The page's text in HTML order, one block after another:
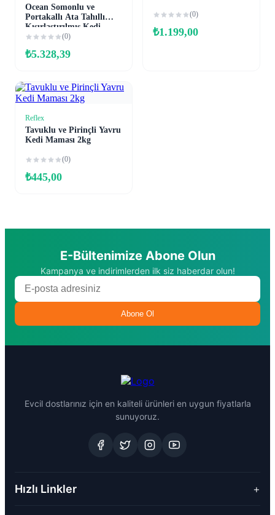
Ocean Somonlu ve
Portakallı Ata Tahıllı
Kısırlaştırılmış Kedi
Maması 10kg
(0)
₺5.328,39
(0)
₺1.199,00
Reflex
Tavuklu ve Pirinçli Yavru
Kedi Maması 2kg
(0)
₺445,00
E-Bültenimize Abone Olun
Kampanya ve indirimlerden ilk siz haberdar olun!
Abone Ol
Evcil dostlarınız için en kaliteli ürünleri en uygun fiyatlarla
sunuyoruz.
Hızlı Linkler +